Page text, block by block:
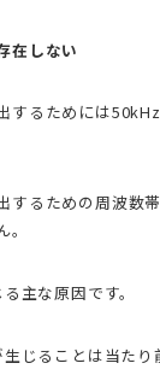
在しない
するためには
するための周波数
主な原因です。
じることは当たり